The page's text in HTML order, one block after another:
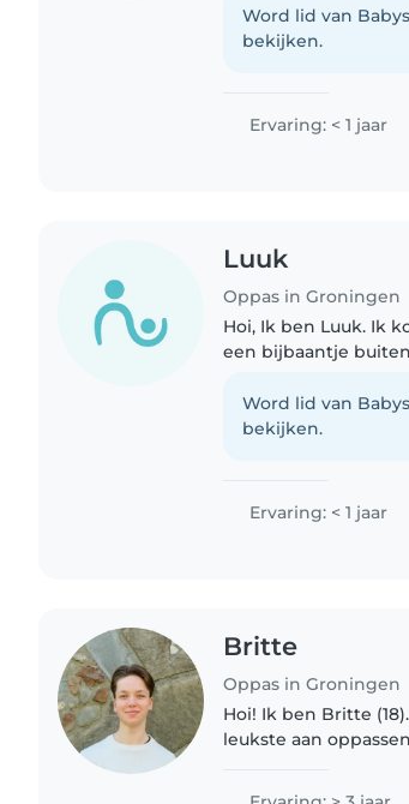
met baby's tot en..
Word lid van
bekijken.
Ervaring: < 1 jaar
Luuk
Oppas in Groningen
Hoi, Ik ben Luuk. Ik
een bijbaantje
opgaan...
Word lid van
bekijken.
Ervaring: < 1 jaar
Britte
Oppas in Groningen
Hoi! Ik ben Britte
leukste aan